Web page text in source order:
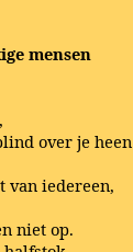
mensen
over je heen
van iedereen,
niet op.